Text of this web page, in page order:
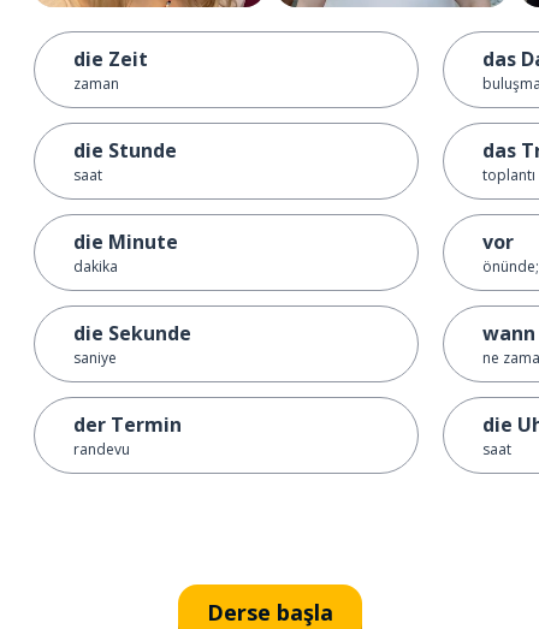
die Zeit
zaman
die Stunde
saat
die Minute
dakika
die Sekunde
saniye
der Termin
randevu
das
das
toplantı
vor
wann
ne
die
saat
Derse başla